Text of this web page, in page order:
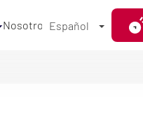
Nosotros Español